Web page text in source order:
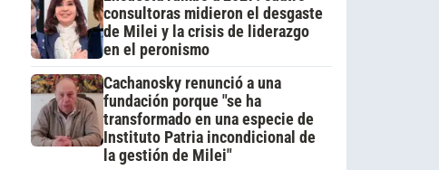
consultoras midieron el desgaste
de Milei y la crisis de liderazgo
en el peronismo
Cachanosky renunció a una
fundación porque "se ha
transformado en una especie de
Instituto Patria incondicional de
la gestión de Milei"